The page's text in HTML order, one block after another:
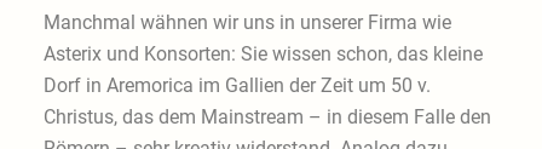
Manchmal wähnen wir uns in unserer Firma wie
Asterix und Konsorten: Sie wissen schon, das kleine
Dorf in Aremorica im Gallien der Zeit um 50 v.
Christus, das dem Mainstream – in diesem Falle den